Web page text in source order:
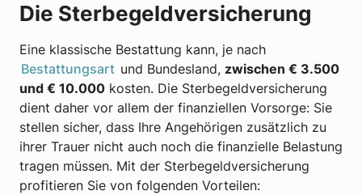
Die Sterbegeldversicherung
Eine klassische Bestattung kann, je nach
Bestattungsart und Bundesland, zwischen € 3.500
und € 10.000 kosten. Die Sterbegeldversicherung
dient daher vor allem der finanziellen Vorsorge: Sie
stellen sicher, dass Ihre Angehörigen zusätzlich zu
ihrer Trauer nicht auch noch die finanzielle Belastung
tragen müssen. Mit der Sterbegeldversicherung
profitieren Sie von folgenden Vorteilen: